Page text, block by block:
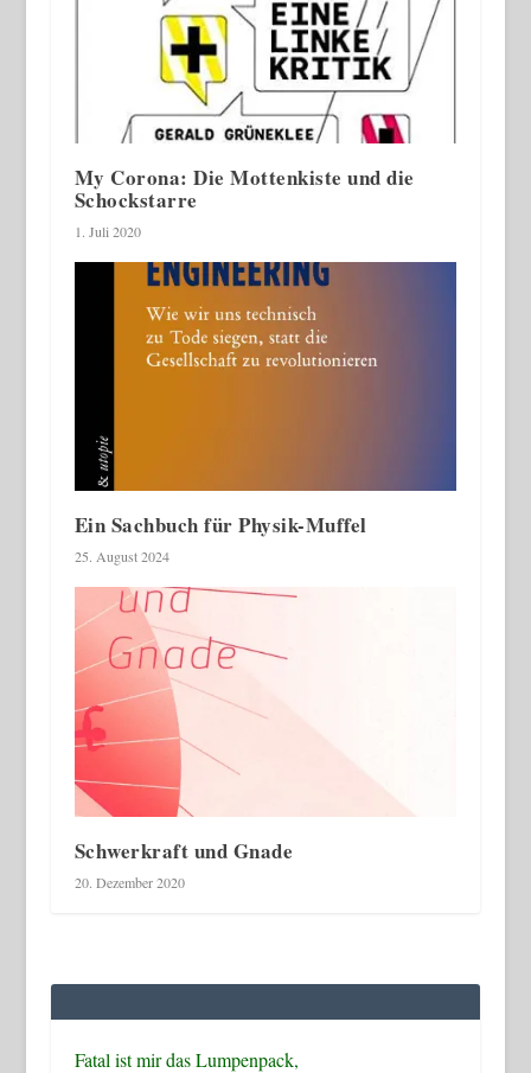
My Corona: Die Mottenkiste und die
Schockstarre
1. Juli 2020
Ein Sachbuch für Physik-Muffel
25. August 2024
Schwerkraft und Gnade
20. Dezember 2020
Fatal ist mir das Lumpenpack,